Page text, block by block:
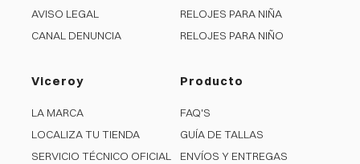
AVISO LEGAL
CANAL DENUNCIA
RELOJES PARA NIÑA
RELOJES PARA NIÑO
Viceroy
LA MARCA
LOCALIZA TU TIENDA
SERVICIO TÉCNICO OFICIAL
Producto
FAQ'S
GUÍA DE TALLAS
ENVÍOS Y ENTREGAS